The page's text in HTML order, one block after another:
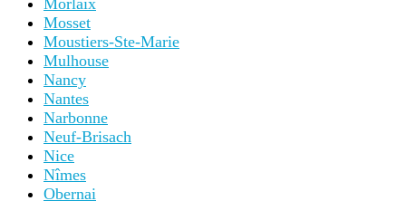
Morlaix
Mosset
Moustiers-Ste-Marie
Mulhouse
Nancy
Nantes
Narbonne
Neuf-Brisach
Nice
Nîmes
Obernai